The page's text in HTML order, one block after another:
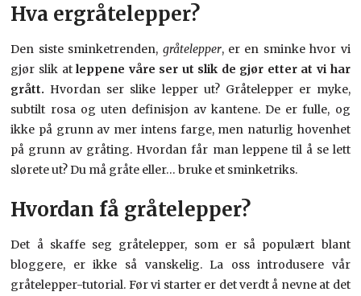
Hva ergråtelepper?
Den siste sminketrenden, gråtelepper, er en sminke hvor vi
gjør slik atleppene våre ser ut slik de gjør etter at vi har
grått. Hvordan ser slike lepper ut? Gråtelepper er myke,
subtilt rosa og uten definisjon av kantene. De er fulle, og
ikke på grunn av mer intens farge, men naturlig hovenhet
på grunn av gråting. Hvordan får man leppene til å se lett
slørete ut? Du må gråte eller… bruke et sminketriks.
Hvordan få gråtelepper?
Det å skaffe seg gråtelepper, som er så populært blant
bloggere, er ikke så vanskelig. La oss introdusere vår
gråtelepper-tutorial. Før vi starter er det verdt å nevne at det